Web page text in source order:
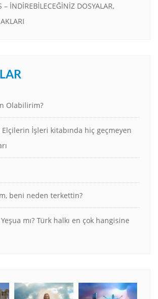
– İNDİREBİLECEĞİNİZ DOSYALAR,
Olabilirim?
Elçilerin İşleri kitabında hiç geçmeyen
beni neden terkettin?
mı? Türk halkı en çok hangisine